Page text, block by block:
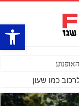
פתח
כמו שעון